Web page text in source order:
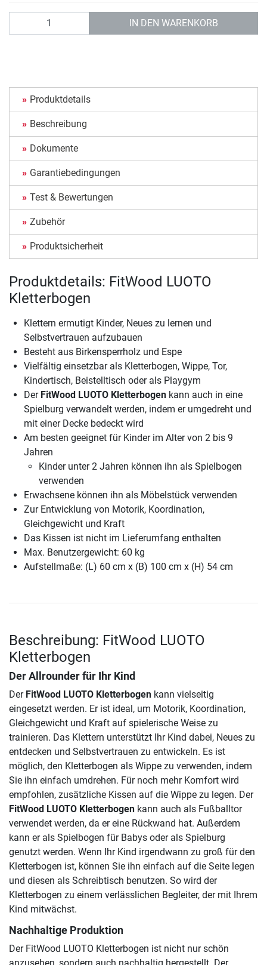
IN DEN WARENKORB
Produktdetails
Beschreibung
Dokumente
Garantiebedingungen
Test & Bewertungen
Zubehör
Produktsicherheit
Produktdetails: FitWood LUOTO
Kletterbogen
Klettern ermutigt Kinder, Neues zu lernen und
Selbstvertrauen aufzubauen
Besteht aus Birkensperrholz und Espe
Vielfältig einsetzbar als Kletterbogen, Wippe, Tor,
Kindertisch, Beistelltisch oder als Playgym
Der FitWood LUOTO Kletterbogen kann auch in eine
Spielburg verwandelt werden, indem er umgedreht und
mit einer Decke bedeckt wird
Am besten geeignet für Kinder im Alter von 2 bis 9
Jahren
Kinder unter 2 Jahren können ihn als Spielbogen
verwenden
Erwachsene können ihn als Möbelstück verwenden
Zur Entwicklung von Motorik, Koordination,
Gleichgewicht und Kraft
Das Kissen ist nicht im Lieferumfang enthalten
Max. Benutzergewicht: 60 kg
Aufstellmaße: (L) 60 cm x (B) 100 cm x (H) 54 cm
Beschreibung: FitWood LUOTO
Kletterbogen
Der Allrounder für Ihr Kind
Der FitWood LUOTO Kletterbogen kann vielseitig
eingesetzt werden. Er ist ideal, um Motorik, Koordination,
Gleichgewicht und Kraft auf spielerische Weise zu
trainieren. Das Klettern unterstützt Ihr Kind dabei, Neues zu
entdecken und Selbstvertrauen zu entwickeln. Es ist
möglich, den Kletterbogen als Wippe zu verwenden, indem
Sie ihn einfach umdrehen. Für noch mehr Komfort wird
empfohlen, zusätzliche Kissen auf die Wippe zu legen. Der
FitWood LUOTO Kletterbogen kann auch als Fußballtor
verwendet werden, da er eine Rückwand hat. Außerdem
kann er als Spielbogen für Babys oder als Spielburg
genutzt werden. Wenn Ihr Kind irgendwann zu groß für den
Kletterbogen ist, können Sie ihn einfach auf die Seite legen
und diesen als Schreibtisch benutzen. So wird der
Kletterbogen zu einem verlässlichen Begleiter, der mit Ihrem
Kind mitwächst.
Nachhaltige Produktion
Der FitWood LUOTO Kletterbogen ist nicht nur schön